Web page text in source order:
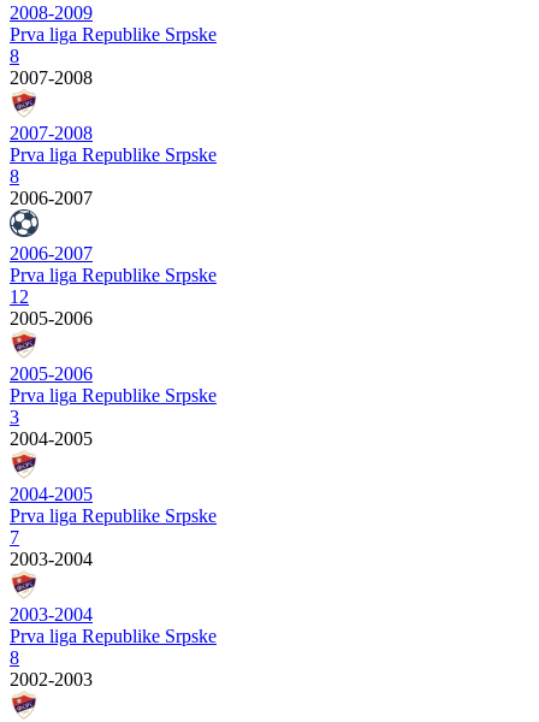
2008-2009
Prva liga Republike Srpske
8
2007-2008
2007-2008
Prva liga Republike Srpske
8
2006-2007
2006-2007
Prva liga Republike Srpske
12
2005-2006
2005-2006
Prva liga Republike Srpske
3
2004-2005
2004-2005
Prva liga Republike Srpske
7
2003-2004
2003-2004
Prva liga Republike Srpske
8
2002-2003